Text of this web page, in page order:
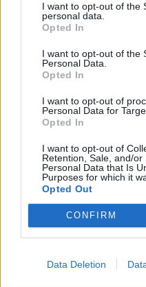
I want to opt-out of the
personal data.
Opted In
I want to opt-out of the
Personal Data.
Opted In
I want to opt-out of
Personal Data for
Opted In
I want to opt-out of
Retention, Sale, and/or
Personal Data that Is
Purposes for which it
Opted Out
CONFIRM
Data Deletion
Μέχρι στιγμής δεν
ενημέρωση για
ενώ οι αστυνομικές
στοιχείο που